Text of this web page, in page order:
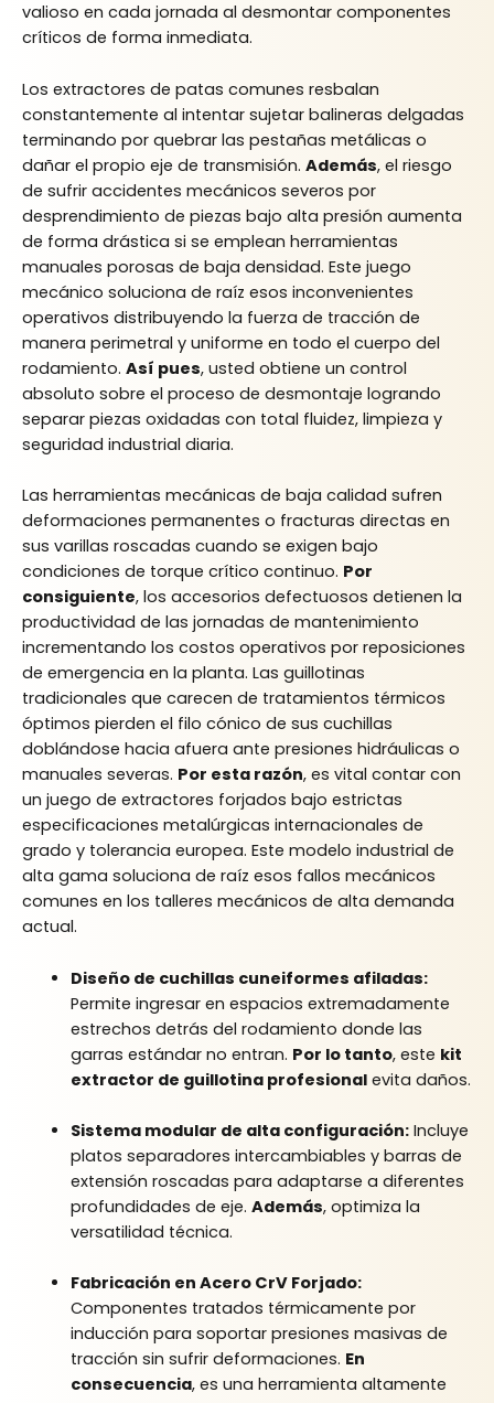
valioso en cada jornada al desmontar componentes
críticos de forma inmediata.
Los extractores de patas comunes resbalan
constantemente al intentar sujetar balineras delgadas
terminando por quebrar las pestañas metálicas o
dañar el propio eje de transmisión. Además, el riesgo
de sufrir accidentes mecánicos severos por
desprendimiento de piezas bajo alta presión aumenta
de forma drástica si se emplean herramientas
manuales porosas de baja densidad. Este juego
mecánico soluciona de raíz esos inconvenientes
operativos distribuyendo la fuerza de tracción de
manera perimetral y uniforme en todo el cuerpo del
rodamiento. Así pues, usted obtiene un control
absoluto sobre el proceso de desmontaje logrando
separar piezas oxidadas con total fluidez, limpieza y
seguridad industrial diaria.
Las herramientas mecánicas de baja calidad sufren
deformaciones permanentes o fracturas directas en
sus varillas roscadas cuando se exigen bajo
condiciones de torque crítico continuo. Por
consiguiente, los accesorios defectuosos detienen la
productividad de las jornadas de mantenimiento
incrementando los costos operativos por reposiciones
de emergencia en la planta. Las guillotinas
tradicionales que carecen de tratamientos térmicos
óptimos pierden el filo cónico de sus cuchillas
doblándose hacia afuera ante presiones hidráulicas o
manuales severas. Por esta razón, es vital contar con
un juego de extractores forjados bajo estrictas
especificaciones metalúrgicas internacionales de
grado y tolerancia europea. Este modelo industrial de
alta gama soluciona de raíz esos fallos mecánicos
comunes en los talleres mecánicos de alta demanda
actual.
Diseño de cuchillas cuneiformes afiladas:
Permite ingresar en espacios extremadamente
estrechos detrás del rodamiento donde las
garras estándar no entran. Por lo tanto, este kit
extractor de guillotina profesionalevita daños.
Sistema modular de alta configuración:Incluye
platos separadores intercambiables y barras de
extensión roscadas para adaptarse a diferentes
profundidades de eje. Además, optimiza la
versatilidad técnica.
Fabricación en Acero CrV Forjado:
Componentes tratados térmicamente por
inducción para soportar presiones masivas de
tracción sin sufrir deformaciones. En
consecuencia, es una herramienta altamente